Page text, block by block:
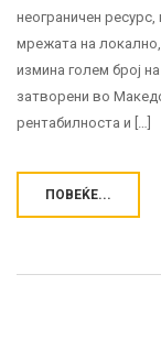
неограничен
мрежата на
измина голем број
затворени во
рентабилноста и […]
ПОВЕЌЕ...